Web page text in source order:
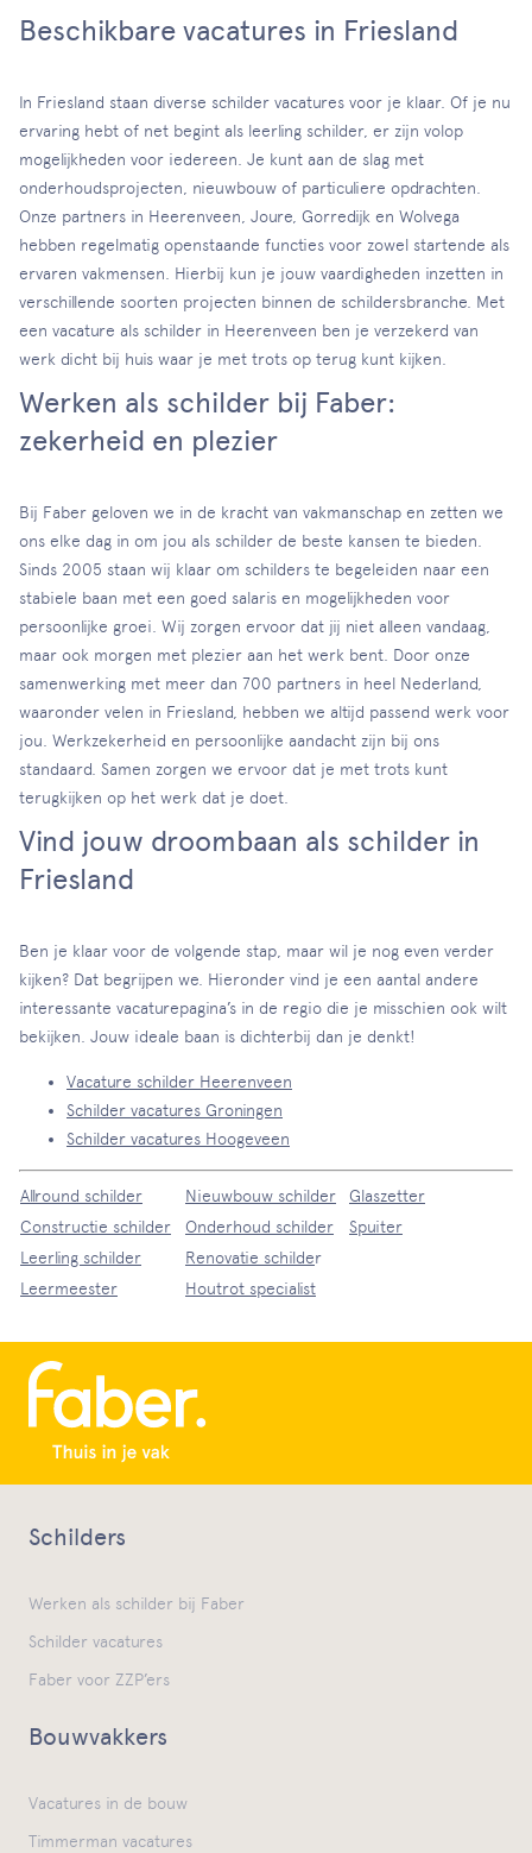
Beschikbare vacatures in Friesland
In Friesland staan diverse schilder vacatures voor je klaar. Of je nu
ervaring hebt of net begint als leerling schilder, er zijn volop
mogelijkheden voor iedereen. Je kunt aan de slag met
onderhoudsprojecten, nieuwbouw of particuliere opdrachten.
Onze partners in Heerenveen, Joure, Gorredijk en Wolvega
hebben regelmatig openstaande functies voor zowel startende als
ervaren vakmensen. Hierbij kun je jouw vaardigheden inzetten in
verschillende soorten projecten binnen de schildersbranche. Met
een vacature als schilder in Heerenveen ben je verzekerd van
werk dicht bij huis waar je met trots op terug kunt kijken.
Werken als schilder bij Faber:
zekerheid en plezier
Bij Faber geloven we in de kracht van vakmanschap en zetten we
ons elke dag in om jou als schilder de beste kansen te bieden.
Sinds 2005 staan wij klaar om schilders te begeleiden naar een
stabiele baan met een goed salaris en mogelijkheden voor
persoonlijke groei. Wij zorgen ervoor dat jij niet alleen vandaag,
maar ook morgen met plezier aan het werk bent. Door onze
samenwerking met meer dan 700 partners in heel Nederland,
waaronder velen in Friesland, hebben we altijd passend werk voor
jou. Werkzekerheid en persoonlijke aandacht zijn bij ons
standaard. Samen zorgen we ervoor dat je met trots kunt
terugkijken op het werk dat je doet.
Vind jouw droombaan als schilder in
Friesland
Ben je klaar voor de volgende stap, maar wil je nog even verder
kijken? Dat begrijpen we. Hieronder vind je een aantal andere
interessante vacaturepagina’s in de regio die je misschien ook wilt
bekijken. Jouw ideale baan is dichterbij dan je denkt!
Vacature schilder Heerenveen
Schilder vacatures Groningen
Schilder vacatures Hoogeveen
Allround schilder Nieuwbouw schilder
Glaszetter
Constructie schilder
Onderhoud schilder
Spuiter
Leerling schilder
Renovatie schilder
Leermeester
Houtrot specialist
Schilders
Werken als schilder bij Faber
Schilder vacatures
Faber voor ZZP’ers
Bouwvakkers
Vacatures in de bouw
Timmerman vacatures